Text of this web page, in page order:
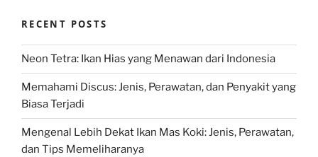
RECENT POSTS
Neon Tetra: Ikan Hias yang Menawan dari Indonesia
Memahami Discus: Jenis, Perawatan, dan Penyakit yang
Biasa Terjadi
Mengenal Lebih Dekat Ikan Mas Koki: Jenis, Perawatan,
dan Tips Memeliharanya